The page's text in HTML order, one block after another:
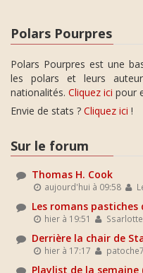
Polars Pourpres
Polars Pourpres est une
les polars et leurs
nationalités. Cliquez ici pour
Envie de stats ? Cliquez ici !
Sur le forum
Thomas H. Cook
aujourd'hui à 09:58
Les romans pastiches
hier à 19:51 Ssarlotte
Derrière la chair de
hier à 17:17
Playlist de la semaine